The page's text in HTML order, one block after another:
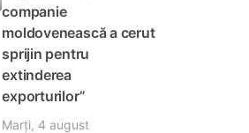
companie
moldovenească a cerut
sprijin pentru
extinderea
exporturilor”
Marți, 4 august